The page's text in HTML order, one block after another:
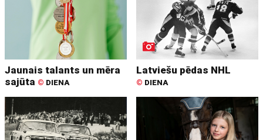
Jaunais talants un mēra
sajūta © DIENA
Latviešu pēdas NHL
© DIENA